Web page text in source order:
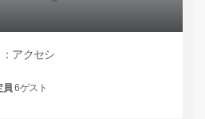
アクセシ
員 6ゲスト